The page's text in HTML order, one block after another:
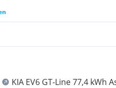
KIA EV6 GT-Line 77,4 kWh